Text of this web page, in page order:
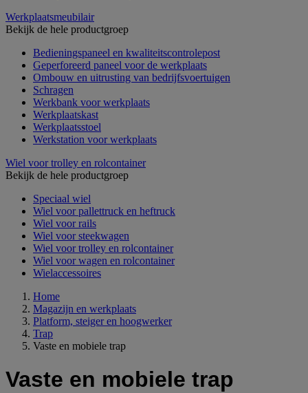
Werkplaatsmeubilair
Bekijk de hele productgroep
Bedieningspaneel en kwaliteitscontrolepost
Geperforeerd paneel voor de werkplaats
Ombouw en uitrusting van bedrijfsvoertuigen
Schragen
Werkbank voor werkplaats
Werkplaatskast
Werkplaatsstoel
Werkstation voor werkplaats
Wiel voor trolley en rolcontainer
Bekijk de hele productgroep
Speciaal wiel
Wiel voor pallettruck en heftruck
Wiel voor rails
Wiel voor steekwagen
Wiel voor trolley en rolcontainer
Wiel voor wagen en rolcontainer
Wielaccessoires
Home
Magazijn en werkplaats
Platform, steiger en hoogwerker
Trap
Vaste en mobiele trap
Vaste en mobiele trap